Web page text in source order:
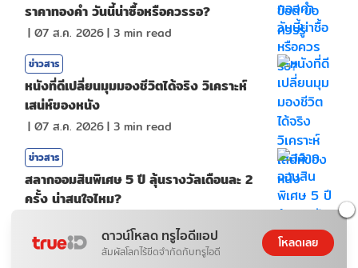
ราคาทองคํา วันนี้น่าซื้อหรือควรรอ?
| 07 ส.ค. 2026| 3 min read
ข่าวสาร
หนังที่ดีเปลี่ยนมุมมองชีวิตได้จริง วิเคราะห์
เสน่ห์ของหนัง
| 07 ส.ค. 2026| 3 min read
ข่าวสาร
สลากออมสินพิเศษ 5 ปี ลุ้นรางวัลเดือนละ 2
ครั้ง น่าสนใจไหม?
ข่าวสาร
ดาวน์โหลด ทรูไอดีแอป
สัมผัสโลกไร้ขีดจำกัดกับทรูไอดี
โหลดเลย